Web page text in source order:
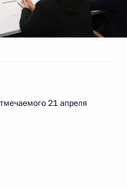
21 апреля